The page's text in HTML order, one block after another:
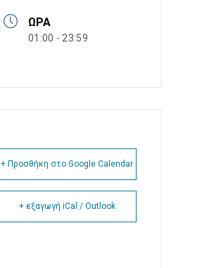
ΏΡΑ
01:00 - 23:59
+ Προσθήκη στο Google Calendar
+ εξαγωγή iCal / Outlook